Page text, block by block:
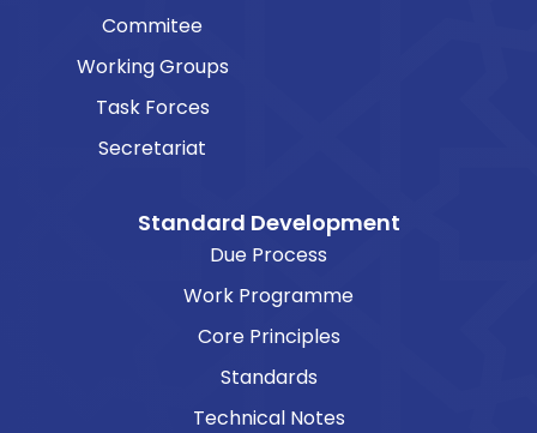
Commitee
Working Groups
Task Forces
Secretariat
Standard Development
Due Process
Work Programme
Core Principles
Standards
Technical Notes